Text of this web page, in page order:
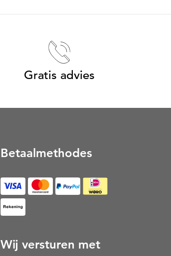
Gratis advies
Betaalmethodes
op Rekening (Opent in een nieuw tabblad)
Wij versturen met